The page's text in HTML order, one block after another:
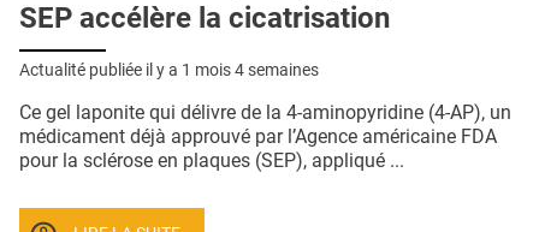
SEP accélère la cicatrisation
Actualité publiée il y a 1 mois 4 semaines
Ce gel laponite qui délivre de la 4-aminopyridine (4-AP), un
médicament déjà approuvé par l’Agence américaine FDA
pour la sclérose en plaques (SEP), appliqué ...